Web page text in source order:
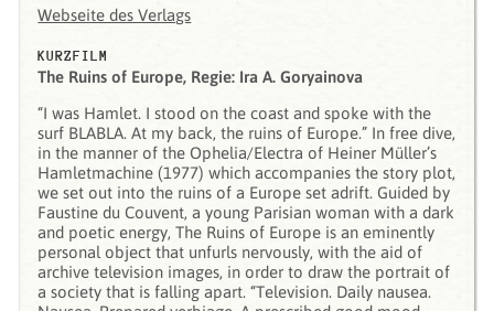
Webseite des Verlags
KURZFILM
The Ruins of Europe, Regie: Ira A. Goryainova
“I was Hamlet. I stood on the coast and spoke with the
surf BLABLA. At my back, the ruins of Europe.” In free dive,
in the manner of the Ophelia/Electra of Heiner Müller’s
Hamletmachine (1977) which accompanies the story plot,
we set out into the ruins of a Europe set adrift. Guided by
Faustine du Couvent, a young Parisian woman with a dark
and poetic energy, The Ruins of Europe is an eminently
personal object that unfurls nervously, with the aid of
archive television images, in order to draw the portrait of
a society that is falling apart. “Television. Daily nausea.